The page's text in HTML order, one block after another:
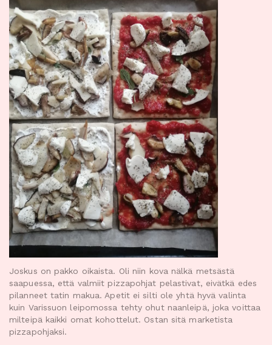
Joskus on pakko oikaista. Oli niin kova nälkä metsästä
saapuessa, että valmiit pizzapohjat pelastivat, eivätkä edes
pilanneet tatin makua. Apetit ei silti ole yhtä hyvä valinta
kuin Varissuon leipomossa tehty ohut naanleipä, joka voittaa
milteipä kaikki omat kohottelut. Ostan sitä marketista
pizzapohjaksi.